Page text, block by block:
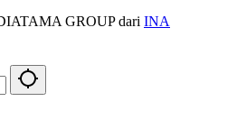
GROUP dari INA